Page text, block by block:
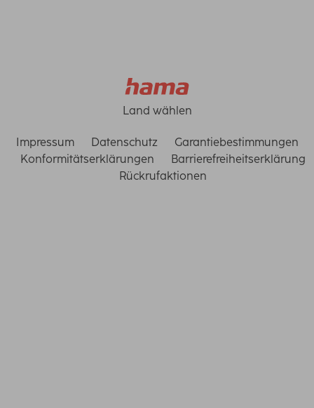
Land wählen
Impressum Datenschutz
Garantiebestimmungen
Konformitätserklärungen
Barrierefreiheitserklärung
Rückrufaktionen